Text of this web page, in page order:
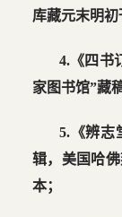
库藏元末明初
4.《四书
家图书馆”藏
5.《辨志
辑，美国哈
本；